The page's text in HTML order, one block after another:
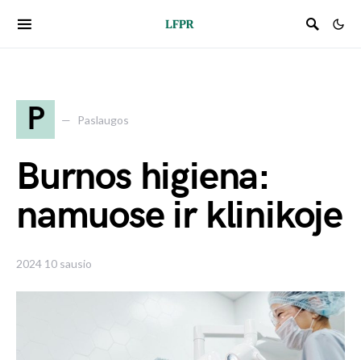
P Paslaugos
Burnos higiena:
namuose ir klinikoje
2024 10 sausio